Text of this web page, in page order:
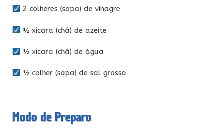
2 colheres (sopa) de vinagre
½ xícara (chá) de azeite
½ xícara (chá) de água
½ colher (sopa) de sal grosso
Modo de Preparo